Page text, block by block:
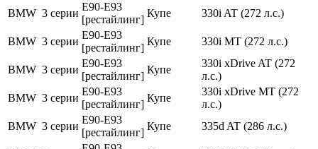
BMW 3 серии
E90-E93
[рестайлинг]
Купе 330i AT (272 л.с.)
BMW 3 серии
E90-E93
[рестайлинг]
Купе 330i MT (272 л.с.)
BMW 3 серии
E90-E93
[рестайлинг]
Купе
330i xDrive AT (272
л.с.)
BMW 3 серии
E90-E93
[рестайлинг]
Купе
330i xDrive MT (272
л.с.)
BMW 3 серии
E90-E93
[рестайлинг]
Купе 335d AT (286 л.с.)